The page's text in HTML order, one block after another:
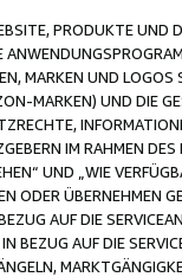
PRODUKTE UND
MARKEN UND
MARKEN) UND DIE
IM RAHMEN
UND „WIE
ODER ÜBERNEHMEN
AUF DIE
BEZUG AUF DIE